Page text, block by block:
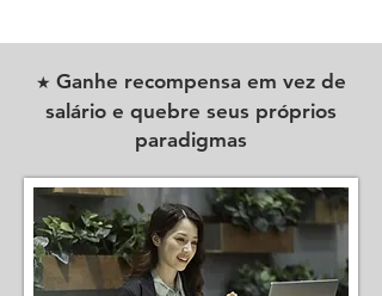
O Coaching para Líderes irá ajudar você
profissional a identificar suas crenças e
pensamentos limitantes que impedem sua
Vamos eliminar hábitos antigos, desenvolver
competências comportamentos e
habilidades necessárias para líderes com
aumento e melhoria das relações
★Alavanque seus negócios com
planejamento e objetivos
★ Ganhe recompensa em vez de
salário e quebre seus próprios
paradigmas